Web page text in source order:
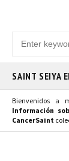
SAINT SEIYA
Bienvenidos a
Información
CancerSaint